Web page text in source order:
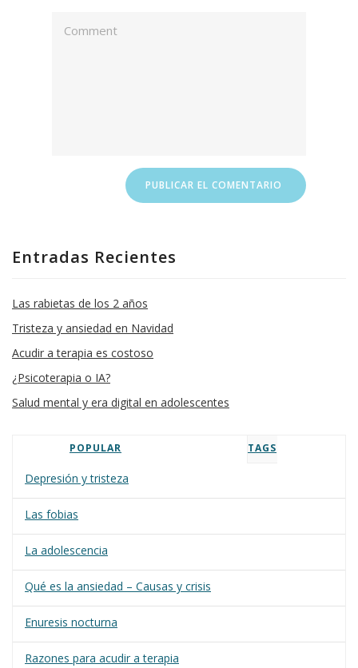
Entradas Recientes
Las rabietas de los 2 años
Tristeza y ansiedad en Navidad
Acudir a terapia es costoso
¿Psicoterapia o IA?
Salud mental y era digital en adolescentes
POPULAR TAGS
Depresión y tristeza
Las fobias
La adolescencia
Qué es la ansiedad – Causas y crisis
Enuresis nocturna
Razones para acudir a terapia